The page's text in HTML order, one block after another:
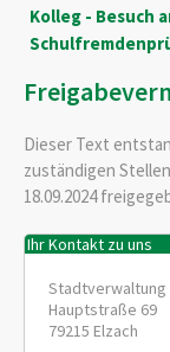
Kolleg - Besuch
Dieser Text
zuständigen
18.09.2024
Ihr Kontakt zu uns
Stadtverwaltung
Hauptstraße 69
79215 Elzach